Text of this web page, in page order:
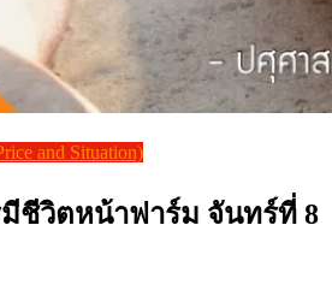
and Situation)
ชีวิตหน้าฟาร์ม จันทร์ที่ 8